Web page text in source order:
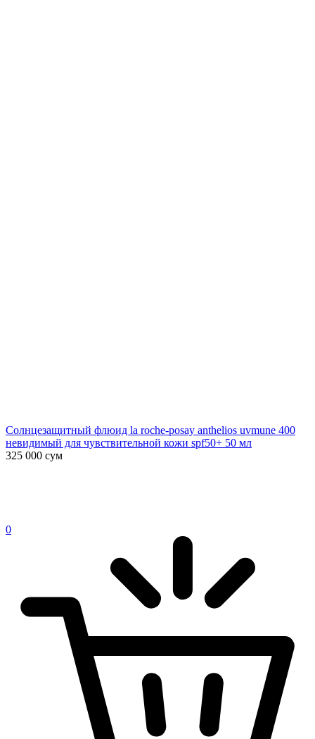
Солнцезащитный флюид la roche-posay anthelios uvmune 400
невидимый для чувствительной кожи spf50+ 50 мл
325 000 сум
0